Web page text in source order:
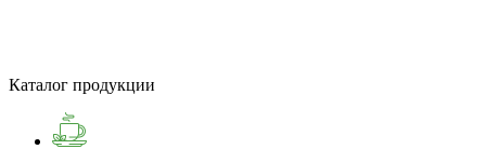
Каталог продукции